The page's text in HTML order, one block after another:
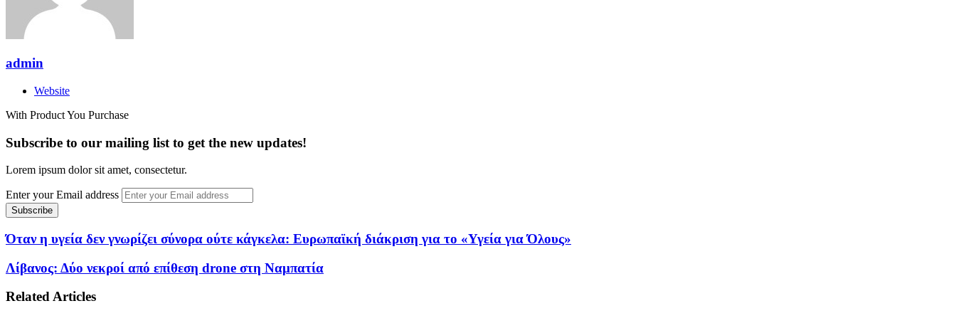
admin
Website
With Product You Purchase
Subscribe to our mailing list to get the new updates!
Lorem ipsum dolor sit amet, consectetur.
Enter your Email address
Όταν η υγεία δεν γνωρίζει σύνορα ούτε κάγκελα: Ευρωπαϊκή διάκριση για το «Υγεία για Όλους»
Λίβανος: Δύο νεκροί από επίθεση drone στη Ναμπατία
Related Articles